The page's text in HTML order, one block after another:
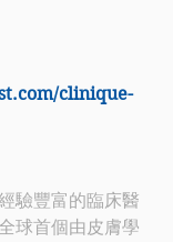
clinique-
驗豐富的臨床醫
球首個由皮膚學